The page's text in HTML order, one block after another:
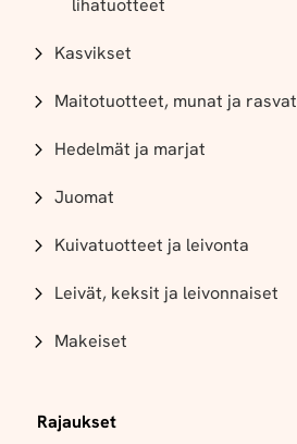
lihatuotteet
Kasvikset
Maitotuotteet, munat ja rasvat
Hedelmät ja marjat
Juomat
Kuivatuotteet ja leivonta
Leivät, keksit ja leivonnaiset
Makeiset
Rajaukset